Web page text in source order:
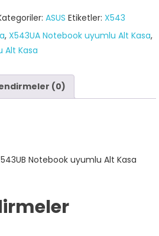
ASUS Etiketler:X543
,X543UA Notebook uyumlu Alt Kasa,
Alt Kasa
(0)
Notebook uyumlu Alt Kasa